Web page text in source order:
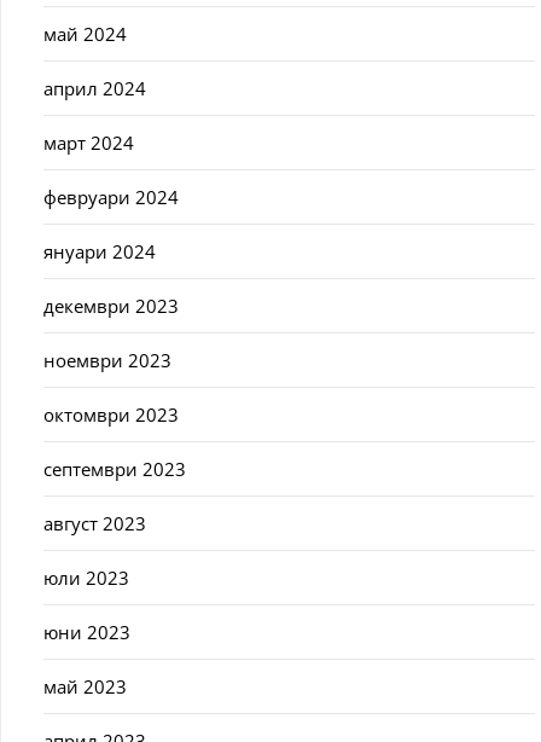
май 2024
април 2024
март 2024
февруари 2024
януари 2024
декември 2023
ноември 2023
октомври 2023
септември 2023
август 2023
юли 2023
юни 2023
май 2023